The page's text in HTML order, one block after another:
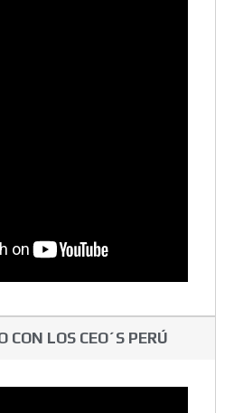
CON LOS CEO´S PERÚ